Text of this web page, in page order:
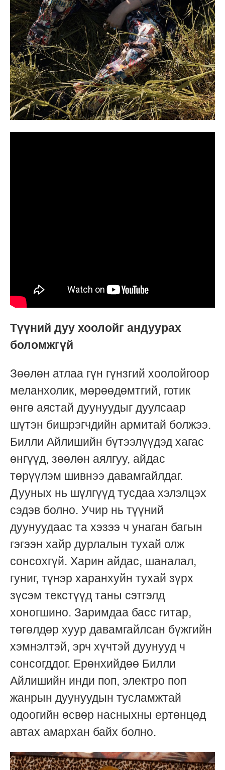
Түүний дуу хоолойг андуурах
боломжгүй
Зөөлөн атлаа гүн гүнзгий хоолойгоор
меланхолик, мөрөөдөмтгий, готик
өнгө аястай дуунуудыг дуулсаар
шүтэн бишрэгчдийн армитай болжээ.
Билли Айлишийн бүтээлүүдэд хагас
өнгүүд, зөөлөн аялгуу, айдас
төрүүлэм шивнээ давамгайлдаг.
Дууных нь шүлгүүд тусдаа хэлэлцэх
сэдэв болно. Учир нь түүний
дуунуудаас та хэзээ ч унаган багын
гэгээн хайр дурлалын тухай олж
сонсохгүй. Харин айдас, шаналал,
гуниг, түнэр харанхуйн тухай зүрх
зүсэм текстүүд таны сэтгэлд
хоногшино. Заримдаа басс гитар,
төгөлдөр хуур давамгайлсан бүжгийн
хэмнэлтэй, эрч хүчтэй дуунууд ч
сонсогддог. Ерөнхийдөө Билли
Айлишийн инди поп, электро поп
жанрын дуунуудын тусламжтай
одоогийн өсвөр насныхны ертөнцөд
автах амархан байх болно.